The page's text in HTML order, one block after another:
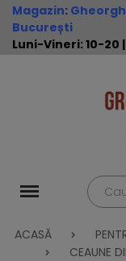
Magazin:
București
Luni-Vineri: 10-20
ACASĂ
CEAUNE